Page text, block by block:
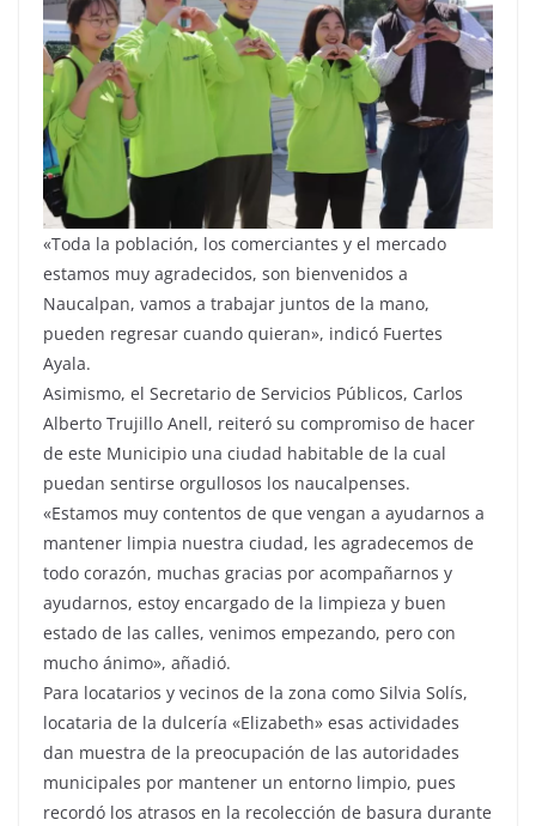
«Toda la población, los comerciantes y el mercado
estamos muy agradecidos, son bienvenidos a
Naucalpan, vamos a trabajar juntos de la mano,
pueden regresar cuando quieran», indicó Fuertes
Ayala.
Asimismo, el Secretario de Servicios Públicos, Carlos
Alberto Trujillo Anell, reiteró su compromiso de hacer
de este Municipio una ciudad habitable de la cual
puedan sentirse orgullosos los naucalpenses.
«Estamos muy contentos de que vengan a ayudarnos a
mantener limpia nuestra ciudad, les agradecemos de
todo corazón, muchas gracias por acompañarnos y
ayudarnos, estoy encargado de la limpieza y buen
estado de las calles, venimos empezando, pero con
mucho ánimo», añadió.
Para locatarios y vecinos de la zona como Silvia Solís,
locataria de la dulcería «Elizabeth» esas actividades
dan muestra de la preocupación de las autoridades
municipales por mantener un entorno limpio, pues
recordó los atrasos en la recolección de basura durante